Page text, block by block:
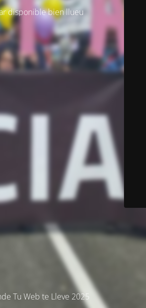
disponible bien llueu
Tu Web te Lleve 2025